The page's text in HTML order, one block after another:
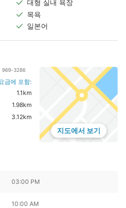
대형 실내 욕장
목욕
일본어
969-3286
금에 포함:
1.1km
1.98km
3.12km
지도에서 보기
03:00 PM
10:00 AM